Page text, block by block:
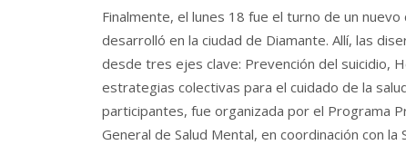
Finalmente, el lunes 18 fue el turno de un
desarrolló en la ciudad de Diamante. Allí, las
desde tres ejes clave: Prevención del suicidio,
estrategias colectivas para el cuidado de la
participantes, fue organizada por el Programa
General de Salud Mental, en coordinación con